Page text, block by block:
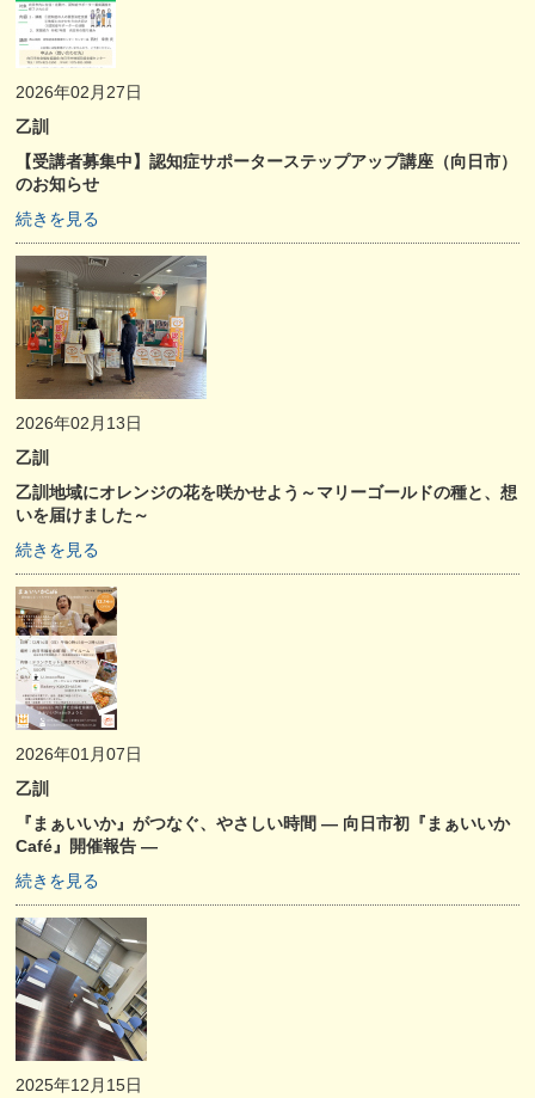
2026年02月27日
乙訓
【受講者募集中】認知症サポーターステップアップ講座（向日市）
のお知らせ
続きを見る
2026年02月13日
乙訓
乙訓地域にオレンジの花を咲かせよう～マリーゴールドの種と、想
いを届けました～
続きを見る
2026年01月07日
乙訓
『まぁいいか』がつなぐ、やさしい時間 ― 向日市初『まぁいいか
Café』開催報告 ―
続きを見る
2025年12月15日